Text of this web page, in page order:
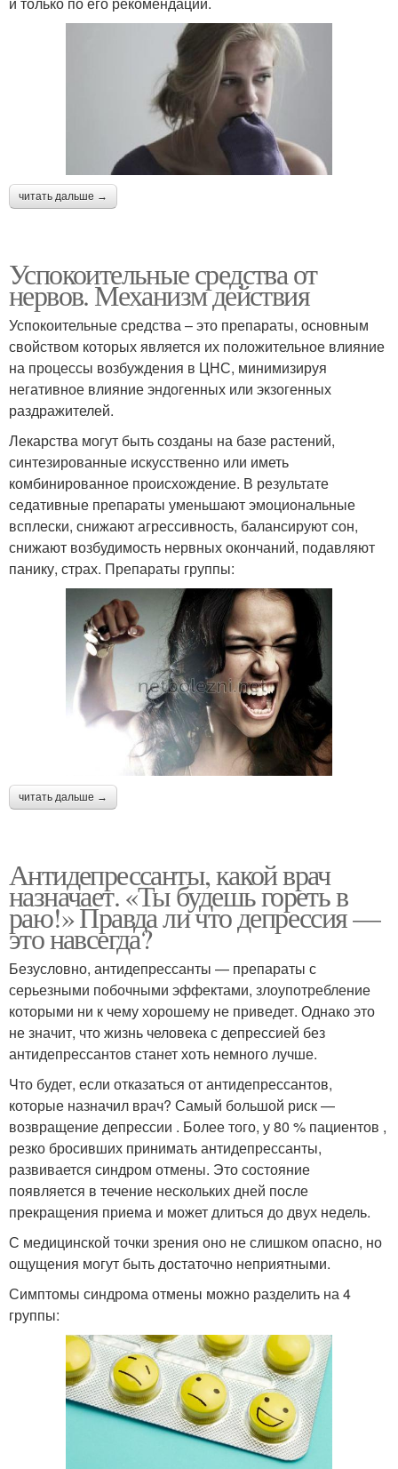
читать дальше →
Успокоительные средства от
нервов. Механизм действия
Успокоительные средства – это препараты, основным
свойством которых является их положительное влияние
на процессы возбуждения в ЦНС, минимизируя
негативное влияние эндогенных или экзогенных
раздражителей.
Лекарства могут быть созданы на базе растений,
синтезированные искусственно или иметь
комбинированное происхождение. В результате
седативные препараты уменьшают эмоциональные
всплески, снижают агрессивность, балансируют сон,
снижают возбудимость нервных окончаний, подавляют
панику, страх. Препараты группы:
читать дальше →
Антидепрессанты, какой врач
назначает. «Ты будешь гореть в
раю!» Правда ли что депрессия —
это навсегда?
Безусловно, антидепрессанты — препараты с
серьезными побочными эффектами, злоупотребление
которыми ни к чему хорошему не приведет. Однако это
не значит, что жизнь человека с депрессией без
антидепрессантов станет хоть немного лучше.
Что будет, если отказаться от антидепрессантов,
которые назначил врач? Самый большой риск —
возвращение депрессии . Более того, у 80 % пациентов ,
резко бросивших принимать антидепрессанты,
развивается синдром отмены. Это состояние
появляется в течение нескольких дней после
прекращения приема и может длиться до двух недель.
С медицинской точки зрения оно не слишком опасно, но
ощущения могут быть достаточно неприятными.
Симптомы синдрома отмены можно разделить на 4
группы: